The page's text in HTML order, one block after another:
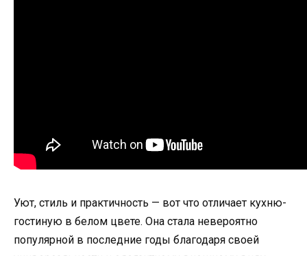
Уют, стиль и практичность — вот что отличает кухню-
гостиную в белом цвете. Она стала невероятно
популярной в последние годы благодаря своей